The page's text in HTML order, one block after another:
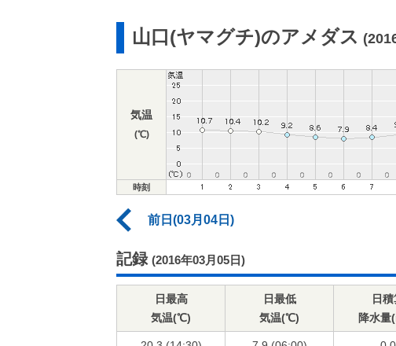
山口(ヤマグチ)のアメダス
気温
(℃)
時刻
前日(03月04日)
記録 (2016年03月05日)
日最高
気温(℃)
日最低
気温(℃)
日
降水量